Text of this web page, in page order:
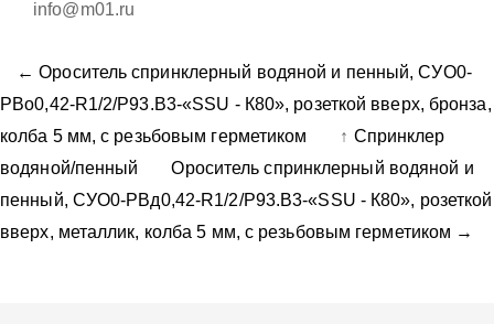
info@m01.ru
← Ороситель спринклерный водяной и пенный, CУO0-
PВо0,42-R1/2/P93.B3-«SSU - К80», розеткой вверх, бронза,
колба 5 мм, с резьбовым герметиком
↑ Спринклер
водяной/пенный
Ороситель спринклерный водяной и
пенный, CУO0-PВд0,42-R1/2/P93.B3-«SSU - К80», розеткой
вверх, металлик, колба 5 мм, с резьбовым герметиком →